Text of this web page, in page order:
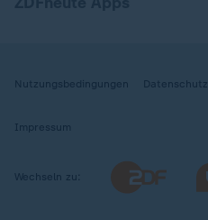
Nutzungsbedingungen Datenschutz
Impressum
Wechseln zu: